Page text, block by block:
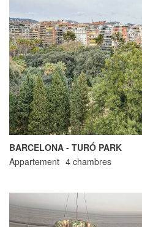
BARCELONA - TURÓ PARK
Appartement 4 chambres